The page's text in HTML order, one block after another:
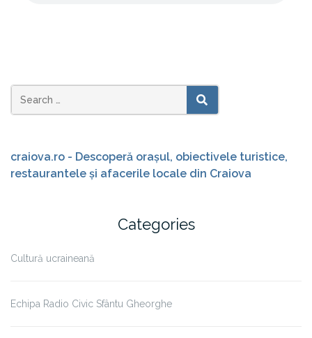
Search
for:
SEARCH
craiova.ro - Descoperă orașul, obiectivele turistice,
restaurantele și afacerile locale din Craiova
Categories
Cultură ucraineană
Echipa Radio Civic Sfântu Gheorghe